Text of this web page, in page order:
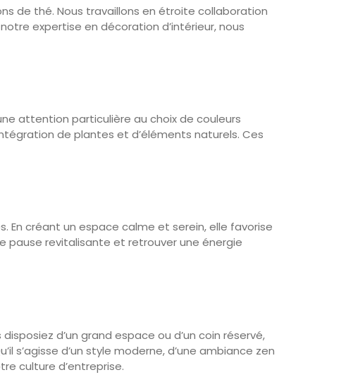
de thé. Nous travaillons en étroite collaboration
expertise en décoration d’intérieur, nous
attention particulière au choix de couleurs
de plantes et d’éléments naturels. Ces
En créant un espace calme et serein, elle favorise
pause revitalisante et retrouver une énergie
d’un grand espace ou d’un coin réservé,
s’agisse d’un style moderne, d’une ambiance zen
culture d’entreprise.